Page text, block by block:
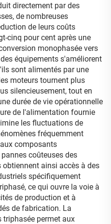
directement par des
de nombreuses
de leurs coûts
cinq pour cent après une
monophasée vers
équipements s'améliorent
sont alimentés par une
moteurs tournent plus
silencieusement, tout en
durée de vie opérationnelle
de l'alimentation fournie
les fluctuations de
fréquemment
composants
coûteuses des
ainsi accès à des
spécifiquement
ce qui ouvre la voie à
de production et à
de fabrication. La
triphasée permet aux